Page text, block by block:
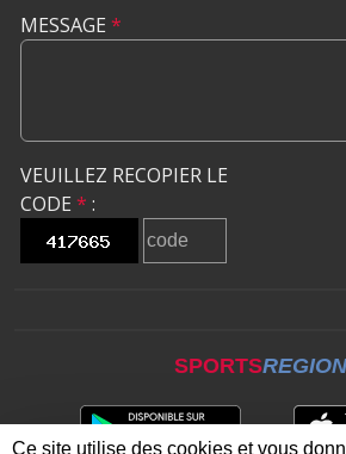
MESSAGE *
VEUILLEZ RECOPIER LE
CODE * :
SPORTS
Ce site utilise des cookies et vous